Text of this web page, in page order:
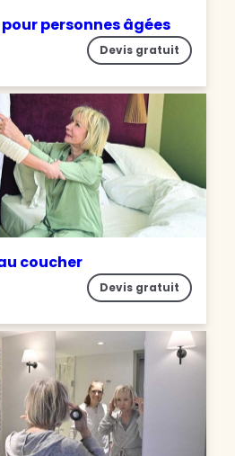
personnes âgées
Devis gratuit
coucher
Devis gratuit